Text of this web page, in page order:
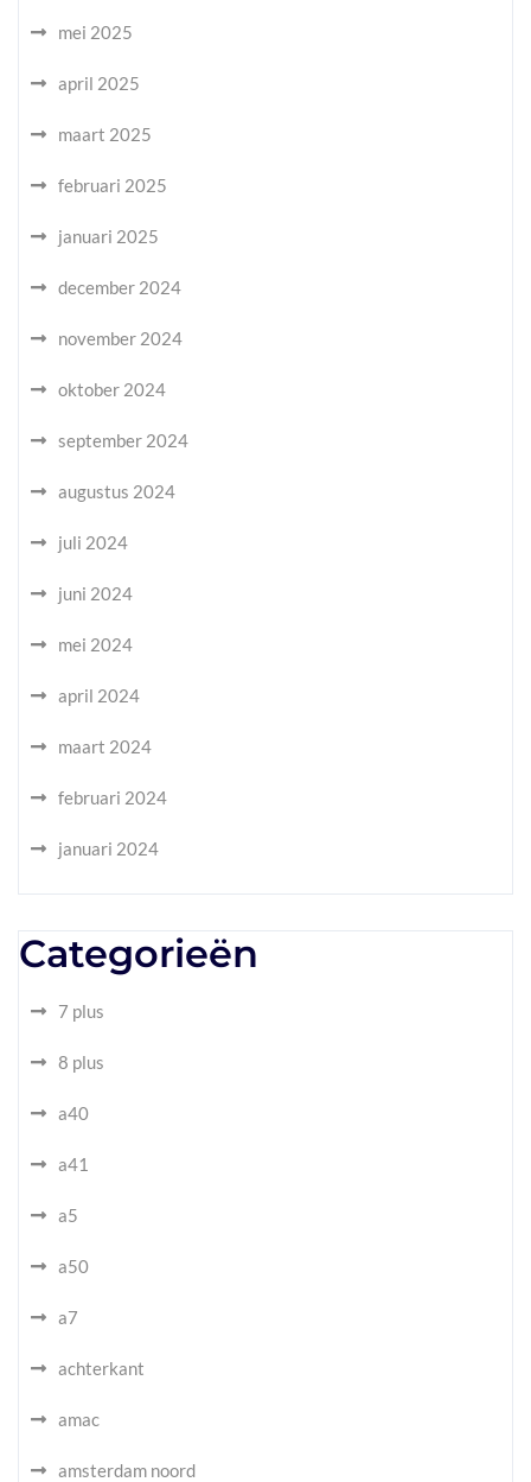
mei 2025
april 2025
maart 2025
februari 2025
januari 2025
december 2024
november 2024
oktober 2024
september 2024
augustus 2024
juli 2024
juni 2024
mei 2024
april 2024
maart 2024
februari 2024
januari 2024
Categorieën
7 plus
8 plus
a40
a41
a5
a50
a7
achterkant
amac
amsterdam noord